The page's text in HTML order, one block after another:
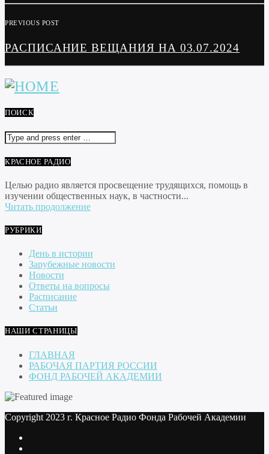
PREVIOUS POST
РАСПИСАНИЕ ВЕЩАНИЯ НА 03.07.2024
ПОИСК
КРАСНОЕ РАДИО
Целью радио является просвещение трудящихся, помощь в
изучении общественных наук, в частности...
Читать продолжение
РУБРИКИ
День в истории
Зарубежные новости
Новости
Ответы на вопросы
Расписание
Статьи
НАШИ СТРАНИЦЫ
ГЛАВНАЯ
РАБОЧАЯ ПАРТИЯ РОССИИ
ФОНД РАБОЧЕЙ АКАДЕМИИ
Copyright 2023 г. Красное Радио Фонда Рабочей Академии